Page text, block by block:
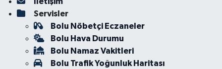
Servisler
Bolu Nöbetçi Eczaneler
Bolu Hava Durumu
Bolu Namaz Vakitleri
Bolu Trafik Yoğunluk Haritası